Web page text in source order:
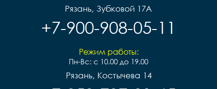
Рязань, Зубковой 17А
+7-900-908-05-11
Режим работы:
Пн-Вс: с 10.00 до 19.00
Рязань, Костычева 14